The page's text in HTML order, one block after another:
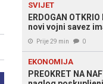
SVIJET
ERDOGAN
novi vojni savez
Prije 29 min 0
EKONOMIJA
PREOKRET NA